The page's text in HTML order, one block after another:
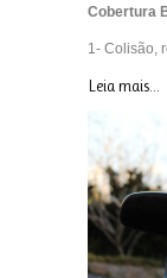
Cobertura
1- Colisão,
Leia mais...